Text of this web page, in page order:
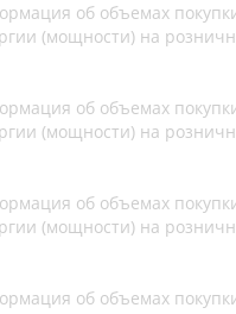
об объемах
(мощности) на
об объемах
(мощности) на
об объемах
(мощности) на
об объемах